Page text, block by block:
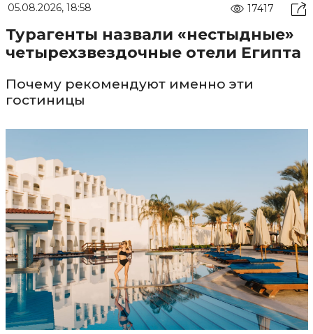
05.08.2026, 18:58 17417
Турагенты назвали «нестыдные»
четырехзвездочные отели Египта
Почему рекомендуют именно эти
гостиницы